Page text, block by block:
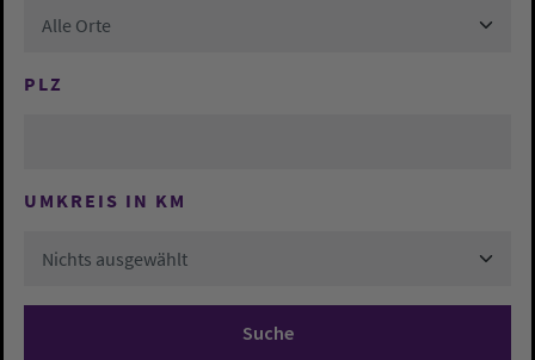
Alle Orte
PLZ
UMKREIS IN KM
Nichts ausgewählt
Suche